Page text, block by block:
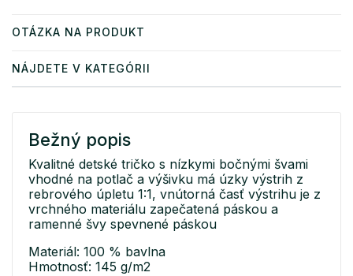
OTÁZKA NA PRODUKT
NÁJDETE V KATEGÓRII
Bežný popis
Kvalitné detské tričko s nízkymi bočnými švami
vhodné na potlač a výšivku má úzky výstrih z
rebrového úpletu 1:1, vnútorná časť výstrihu je z
vrchného materiálu zapečatená páskou a
ramenné švy spevnené páskou
Materiál: 100 % bavlna
Hmotnosť: 145 g/m2